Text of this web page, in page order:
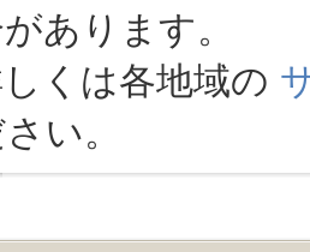
あります。
くは各地域の
い。